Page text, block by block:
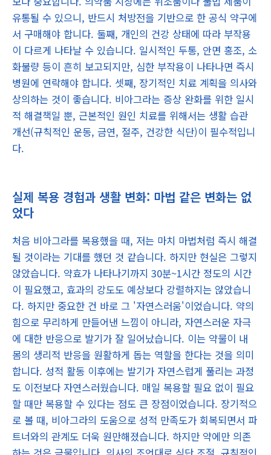
유통될 수 있으니, 반드시 처방전을 기반으로 한 공식 약구에
서 구매해야 합니다. 둘째, 개인의 건강 상태에 따라 부작용
이 다르게 나타날 수 있습니다. 일시적인 두통, 안면 홍조, 소
화불량 등이 흔히 보고되지만, 심한 부작용이 나타나면 즉시
병원에 연락해야 합니다. 셋째, 장기적인 치료 계획을 의사와
상의하는 것이 좋습니다. 비아그라는 증상 완화를 위한 일시
적 해결책일 뿐, 근본적인 원인 치료를 위해서는 생활 습관
개선(규칙적인 운동, 금연, 절주, 건강한 식단)이 필수적입니
다.
실제 복용 경험과 생활 변화: 마법 같은 변화는 없
었다
처음 비아그라를 복용했을 때, 저는 마치 마법처럼 즉시 해결
될 것이라는 기대를 했던 것 같습니다. 하지만 현실은 그렇지
않았습니다. 약효가 나타나기까지 30분~1시간 정도의 시간
이 필요했고, 효과의 강도도 예상보다 강렬하지는 않았습니
다. 하지만 중요한 건 바로 그 '자연스러움'이었습니다. 약의
힘으로 무리하게 만들어낸 느낌이 아니라, 자연스러운 자극
에 대한 반응으로 발기가 잘 일어났습니다. 이는 약물이 내
몸의 생리적 반응을 원활하게 돕는 역할을 한다는 것을 의미
합니다. 성적 활동 이후에는 발기가 자연스럽게 풀리는 과정
도 이전보다 자연스러웠습니다. 매일 복용할 필요 없이 필요
할 때만 복용할 수 있다는 점도 큰 장점이었습니다. 장기적으
로 볼 때, 비아그라의 도움으로 성적 만족도가 회복되면서 파
트너와의 관계도 더욱 원만해졌습니다. 하지만 약에만 의존